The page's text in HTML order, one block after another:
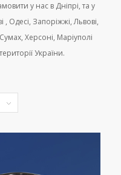
у нас в Дніпрі, та у
, Одесі, Запоріжжі, Львові,
Херсоні, Маріуполі
України.